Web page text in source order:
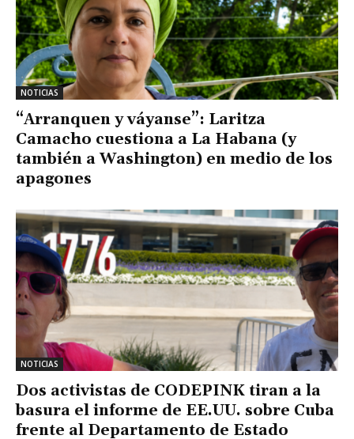
NOTICIAS
“Arranquen y váyanse”: Laritza
Camacho cuestiona a La Habana (y
también a Washington) en medio de los
apagones
NOTICIAS
Dos activistas de CODEPINK tiran a la
basura el informe de EE.UU. sobre Cuba
frente al Departamento de Estado